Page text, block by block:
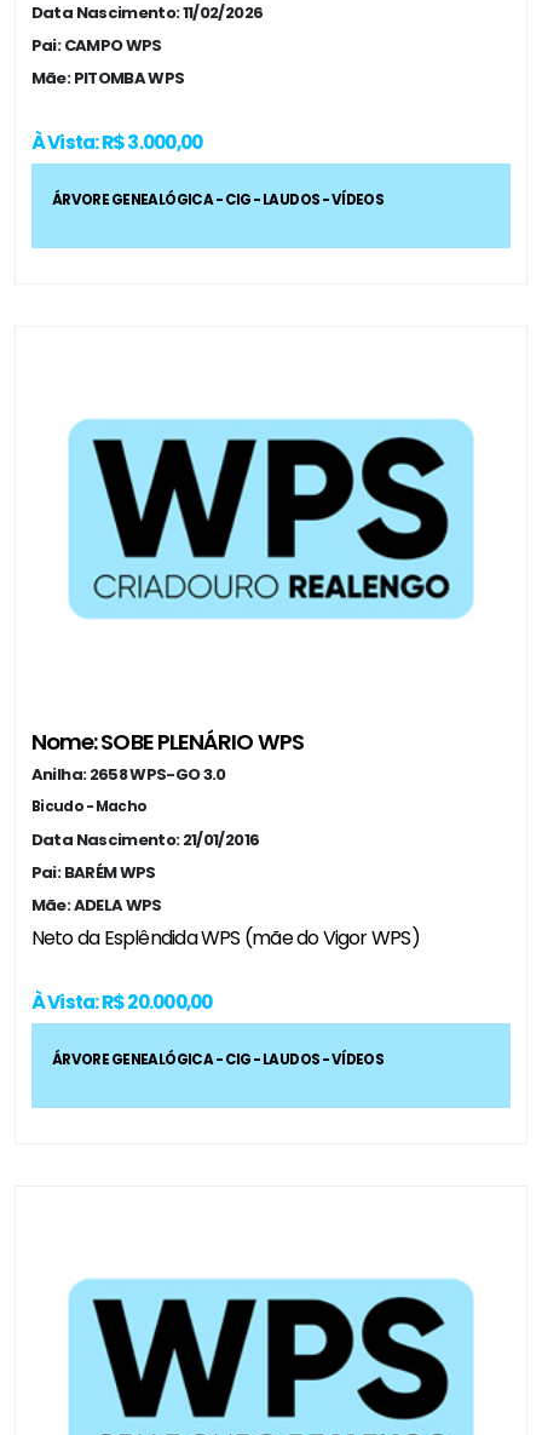
Data Nascimento: 11/02/2026
Pai: CAMPO WPS
Mãe: PITOMBA WPS
À Vista: R$ 3.000,00
ÁRVORE GENEALÓGICA - CIG - LAUDOS - VÍDEOS
Nome: SOBE PLENÁRIO WPS
Anilha: 2658 WPS-GO 3.0
Bicudo - Macho
Data Nascimento: 21/01/2016
Pai: BARÉM WPS
Mãe: ADELA WPS
Neto da Esplêndida WPS (mãe do Vigor WPS)
À Vista: R$ 20.000,00
ÁRVORE GENEALÓGICA - CIG - LAUDOS - VÍDEOS